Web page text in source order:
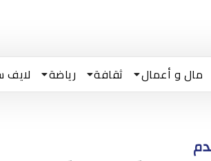
مال و أعمال ثقافة رياضة لايف